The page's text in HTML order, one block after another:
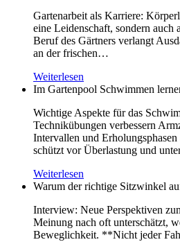
Gartenarbeit als Karriere:
eine Leidenschaft, sondern
Beruf des Gärtners verlangt
an der frischen…
Weiterlesen
Im Gartenpool Schwimmen
Wichtige Aspekte für das
Technikübungen verbessern
Intervallen und
schützt vor Überlastung und
Weiterlesen
Warum der richtige Sitzwinkel
Interview: Neue Perspektiven
Meinung nach oft unterschätzt,
Beweglichkeit. **Nicht jeder